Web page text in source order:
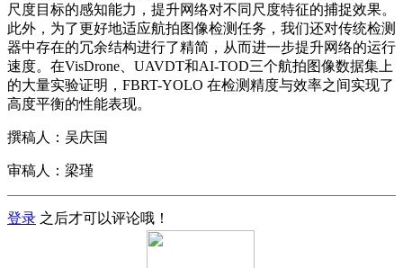
尺度目标的感知能力，提升网络对不同尺度特征的捕捉效果。
此外，为了更好地适应航拍图像检测任务，我们还对传统检测
器中存在的冗余结构进行了精简，从而进一步提升网络的运行
速度。在VisDrone、UAVDT和AI-TOD三个航拍图像数据集上
的大量实验证明，FBRT-YOLO 在检测精度与效率之间实现了
高度平衡的性能表现。
撰稿人：吴庆国
审稿人：梁瑾
登录 之后才可以评论哦！